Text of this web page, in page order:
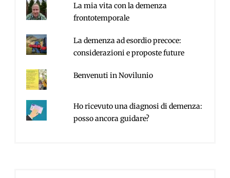
La mia vita con la demenza
frontotemporale
La demenza ad esordio precoce:
considerazioni e proposte future
Benvenuti in Novilunio
Ho ricevuto una diagnosi di demenza:
posso ancora guidare?